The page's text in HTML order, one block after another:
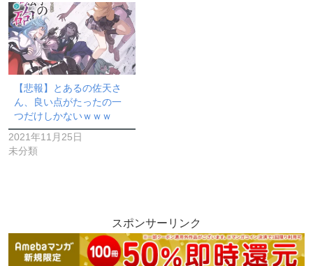
【悲報】とあるの佐天さ
ん、良い点がたったの一
つだけしかないｗｗｗ
2021年11月25日
未分類
スポンサーリンク